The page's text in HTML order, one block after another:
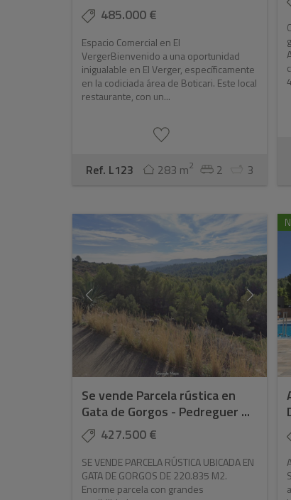
485.000 €
Espacio Comercial en El
VergerBienvenido a una oportunidad
inigualable en El Verger, específicamente
en la codiciada área de Boticari. Este local
restaurante, con un...
Ref. L123 283 m2 2 3
Se vende Parcela rústica en
Gata de Gorgos - Pedreguer ...
427.500 €
SE VENDE PARCELA RÚSTICA UBICADA EN
GATA DE GORGOS DE 220.835 M2.
Enorme parcela con grandes